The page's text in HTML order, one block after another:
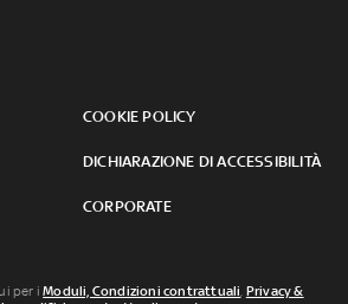
COOKIE POLICY
DICHIARAZIONE DI ACCESSIBILITÀ
CORPORATE
per iModuli, Condizioni contrattuali, Privacy &